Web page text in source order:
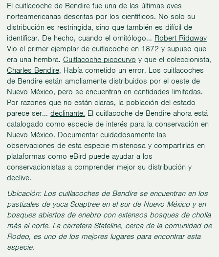
El cuitlacoche de Bendire fue una de las últimas aves
norteamericanas descritas por los científicos. No solo su
distribución es restringida, sino que también es difícil de
identificar. De hecho, cuando el ornitólogo... Robert Ridgway
Vio el primer ejemplar de cuitlacoche en 1872 y supuso que
era una hembra.Cuitlacoche picocurvo y que el coleccionista,
Charles Bendire, Había cometido un error. Los cuitlacoches
de Bendire están ampliamente distribuidos por el oeste de
Nuevo México, pero se encuentran en cantidades limitadas.
Por razones que no están claras, la población del estado
parece ser...declinante, El cuitlacoche de Bendire ahora está
catalogado como especie de interés para la conservación en
Nuevo México. Documentar cuidadosamente las
observaciones de esta especie misteriosa y compartirlas en
plataformas como eBird puede ayudar a los
conservacionistas a comprender mejor su distribución y
declive.
Ubicación: Los cuitlacoches de Bendire se encuentran en los
pastizales de yuca Soaptree en el sur de Nuevo México y en
bosques abiertos de enebro con extensos bosques de cholla
más al norte. La carretera Stateline, cerca de la comunidad de
Rodeo, es uno de los mejores lugares para encontrar esta
especie.